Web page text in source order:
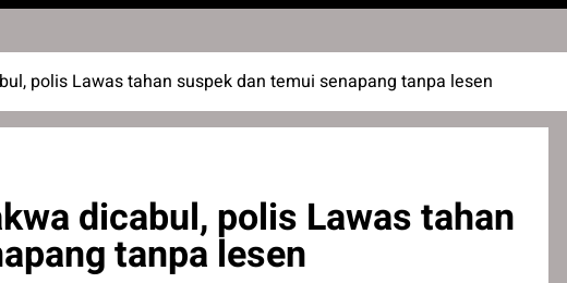
polis Lawas tahan suspek dan temui senapang tanpa lesen
dicabul, polis Lawas tahan
tanpa lesen